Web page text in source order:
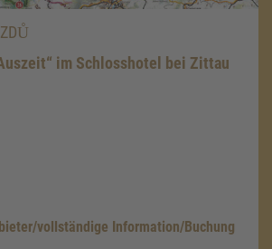
im Schlosshotel bei Zittau
vollständige Information/Buchung